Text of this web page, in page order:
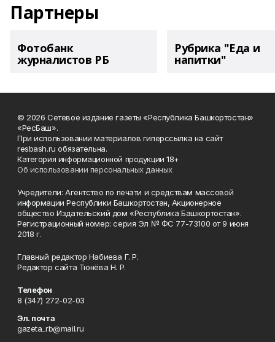
Партнеры
Фотобанк
журналистов РБ
Рубрика "Еда и
напитки"
© 2026 Сетевое издание газеты «Республика Башкортостан»
«РесБаш».
При использовании материалов гиперссылка на сайт
resbash.ru обязательна.
Категория информационной продукции 18+
Об использовании персональных данных
Учредители: Агентство по печати и средствам массовой
информации Республики Башкортостан, Акционерное
общество Издательский дом «Республика Башкортостан».
Регистрационный номер: серия Эл № ФС 77-73100 от 9 июня
2018 г.
Главный редактор Набиева Г. Р.
Редактор сайта Тюнёва Н. Р.
Телефон
8 (347) 272-02-03
Эл. почта
gazeta_rb@mail.ru